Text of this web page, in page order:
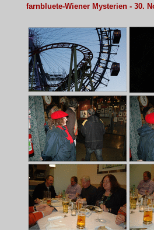
farnbluete-Wiener Mysterien - 30.